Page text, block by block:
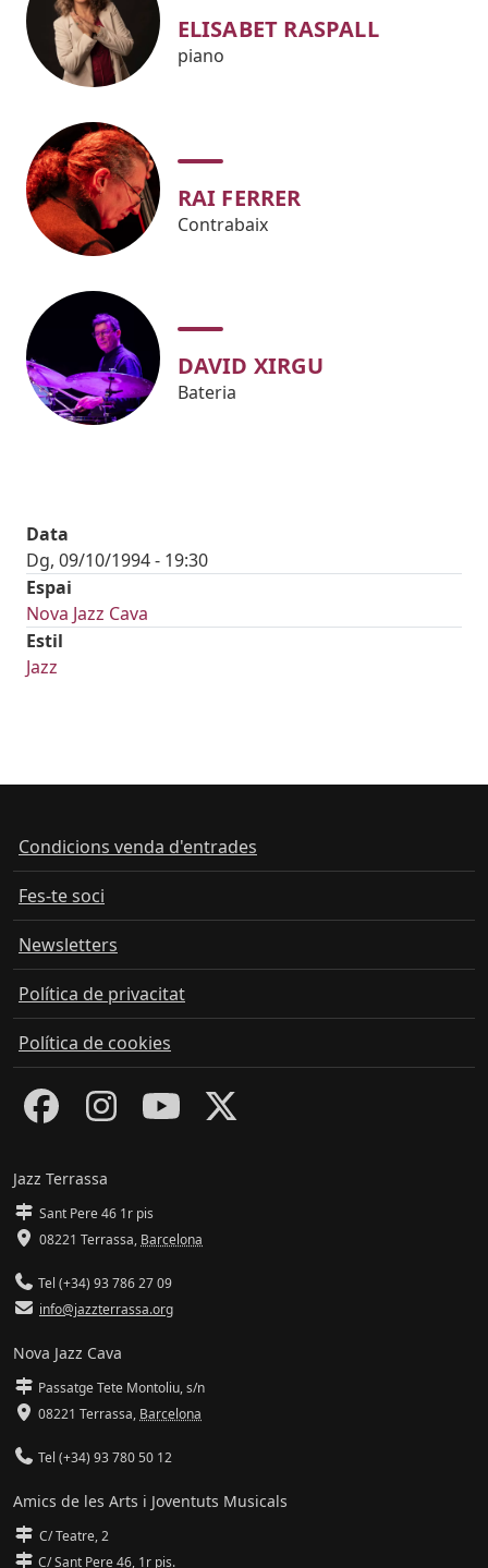
ELISABET RASPALL
piano
RAI FERRER
Contrabaix
DAVID XIRGU
Bateria
Data
Dg, 09/10/1994 - 19:30
Espai
Nova Jazz Cava
Estil
Jazz
Condicions venda d'entrades
Fes-te soci
Newsletters
Política de privacitat
Política de cookies
Jazz Terrassa
Sant Pere 46 1r pis
08221 Terrassa, Barcelona
Tel (+34) 93 786 27 09
info@jazzterrassa.org
Nova Jazz Cava
Passatge Tete Montoliu, s/n
08221 Terrassa, Barcelona
Tel (+34) 93 780 50 12
Amics de les Arts i Joventuts Musicals
C/ Teatre, 2
C/ Sant Pere 46, 1r pis.